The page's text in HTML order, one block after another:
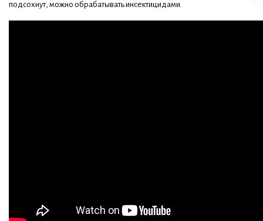
подсохнут, можно обрабатывать инсектицидами.